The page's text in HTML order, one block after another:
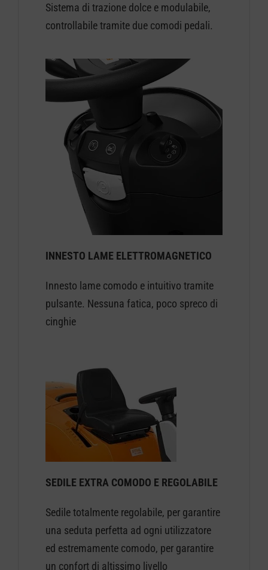
Sistema di trazione dolce e modulabile,
controllabile tramite due comodi pedali.
INNESTO LAME ELETTROMAGNETICO
Innesto lame comodo e intuitivo tramite
pulsante. Nessuna fatica, poco spreco di
cinghie
SEDILE EXTRA COMODO E REGOLABILE
Sedile totalmente regolabile, per garantire
una seduta perfetta ad ogni utilizzatore
ed estremamente comodo, per garantire
un confort di altissimo livello